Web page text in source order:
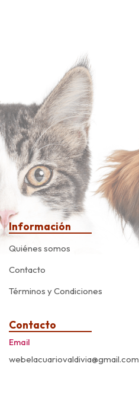
Información
Quiénes somos
Contacto
Términos y Condiciones
Contacto
Email
webelacuariovaldivia@gmail.com